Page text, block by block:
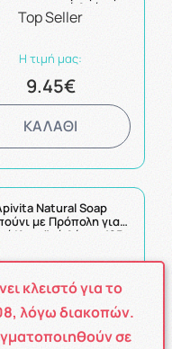
Δράση
400ml
Top Seller
Η τιμή μας:
9.45€
ΚΑΛΑΘΙ
Natural Soap
με Πρόπολη για
Ακμεϊκό Δέρμα 125g
Η τιμή μας:
3.22€
κλειστό για το
, λόγω διακοπών.
σε